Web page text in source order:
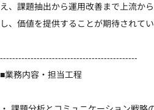
え、課題抽出から運用改善まで上流か
し、価値を提供することが期待されてい
---------------------------------------------
■業務内容・担当工程